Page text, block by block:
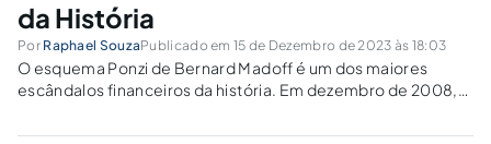
da História
Por Raphael SouzaPublicado em 15 de Dezembro de 2023 às 18:03
O esquema Ponzi de Bernard Madoff é um dos maiores
escândalos financeiros da história. Em dezembro de 2008,
resultou em uma perda total de mais de US $ 65 bilhões